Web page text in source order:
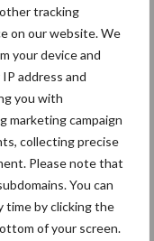
tracking
on our website. We
your device and
address and
you with
marketing campaign
collecting precise
Please note that
You can
time by clicking the
of your screen.
van de
de
Social media is